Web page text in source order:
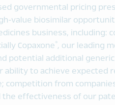
governmental pricing
value biosimilar
business, including:
Copaxone®, our leading
potential additional
ability to achieve expected
competition from
the effectiveness of our